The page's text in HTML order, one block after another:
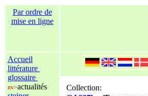
Par ordre de
mise en ligne
Accueil
littérature
glossaire
nv>actualités
Collection: